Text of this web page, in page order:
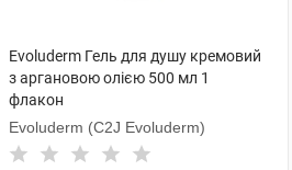
Evoluderm Гель для душу кремовий
з аргановою олією 500 мл 1
флакон
Evoluderm (C2J Evoluderm)